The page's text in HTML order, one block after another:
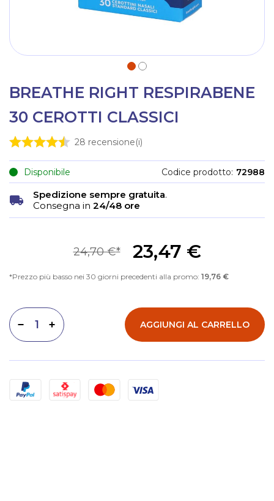
BREATHE RIGHT RESPIRABENE
30 CEROTTI CLASSICI
28 recensione(i)
Disponibile Codice prodotto 72988
Spedizione sempre gratuita.
Consegna in 24/48 ore
23,47 €
24,70 €
Prezzo più basso nei 30 giorni precedenti alla promo: 19,76 €
Aumenta quantità
Diminuisci quantità AGGIUNGI AL CARRELLO
Metodi di pagamento